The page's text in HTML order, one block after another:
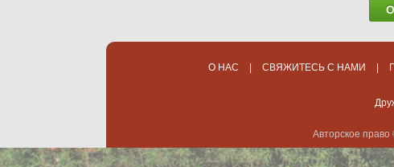
О НАС | СВЯЖИТЕСЬ С НАМИ |
Авторское